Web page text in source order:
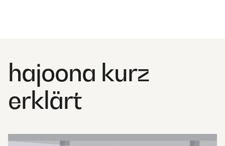
hajoona kurz
erklärt